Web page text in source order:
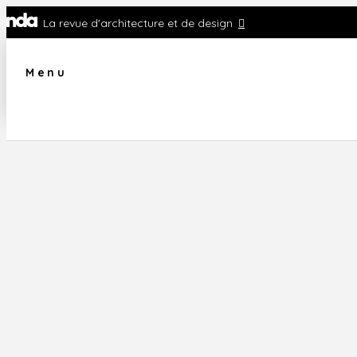
La revue d'architecture et de design
Menu